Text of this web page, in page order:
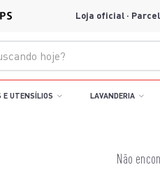
Loja oficial ·
E UTENSÍLIOS LAVANDERIA